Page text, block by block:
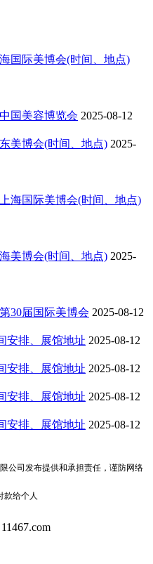
国际美博会(时间、地点)
国美容博览会 2025-08-12
美博会(时间、地点) 2025-
海国际美博会(时间、地点)
美博会(时间、地点) 2025-
30届国际美博会 2025-08-12
安排、展馆地址 2025-08-12
安排、展馆地址 2025-08-12
安排、展馆地址 2025-08-12
安排、展馆地址 2025-08-12
公司发布提供和承担责任，谨防网络
款给个人